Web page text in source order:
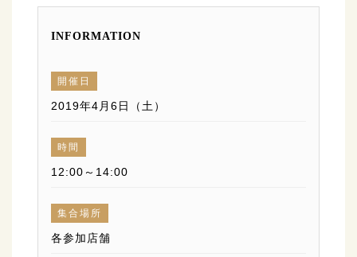
INFORMATION
開催日
2019年4月6日（土）
時間
12:00～14:00
集合場所
各参加店舗